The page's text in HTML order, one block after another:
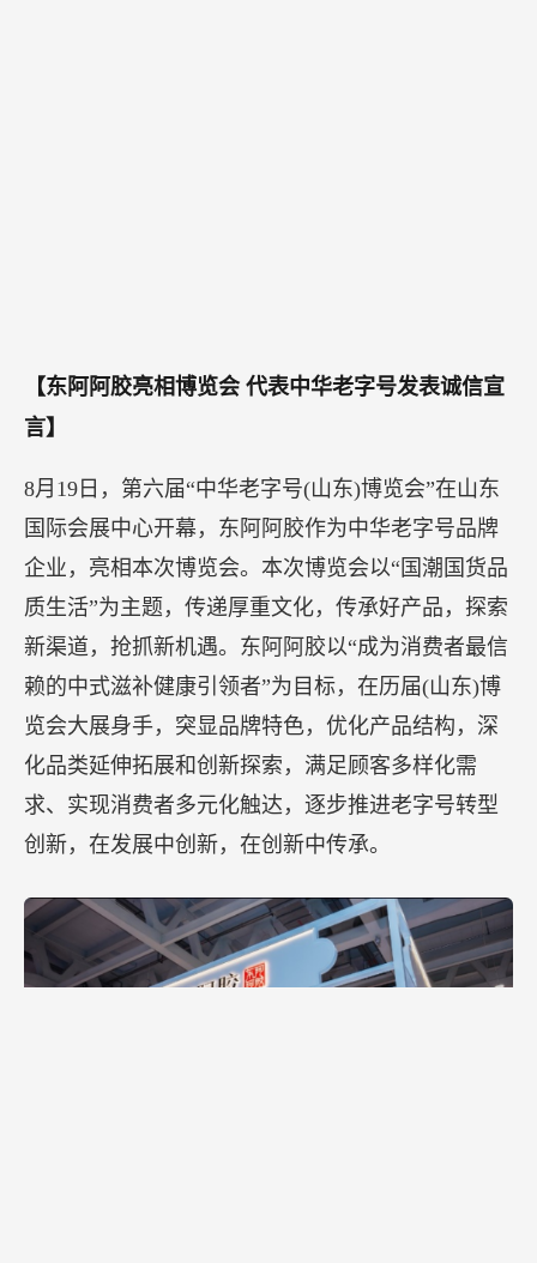
【东阿阿胶亮相博览会 代表中华老字号发表诚信宣
言】
8月19日，第六届“中华老字号(山东)博览会”在山东
国际会展中心开幕，东阿阿胶作为中华老字号品牌
企业，亮相本次博览会。本次博览会以“国潮国货品
质生活”为主题，传递厚重文化，传承好产品，探索
新渠道，抢抓新机遇。东阿阿胶以“成为消费者最信
赖的中式滋补健康引领者”为目标，在历届(山东)博
览会大展身手，突显品牌特色，优化产品结构，深
化品类延伸拓展和创新探索，满足顾客多样化需
求、实现消费者多元化触达，逐步推进老字号转型
创新，在发展中创新，在创新中传承。